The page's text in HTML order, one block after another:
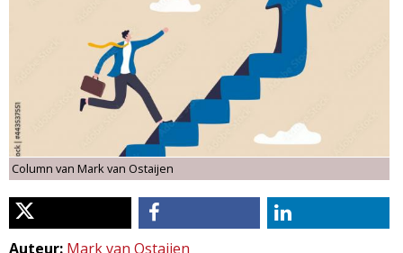
l
o
g
i
n
u
Column van Mark van Ostaijen
Auteur: Mark van Ostaijen